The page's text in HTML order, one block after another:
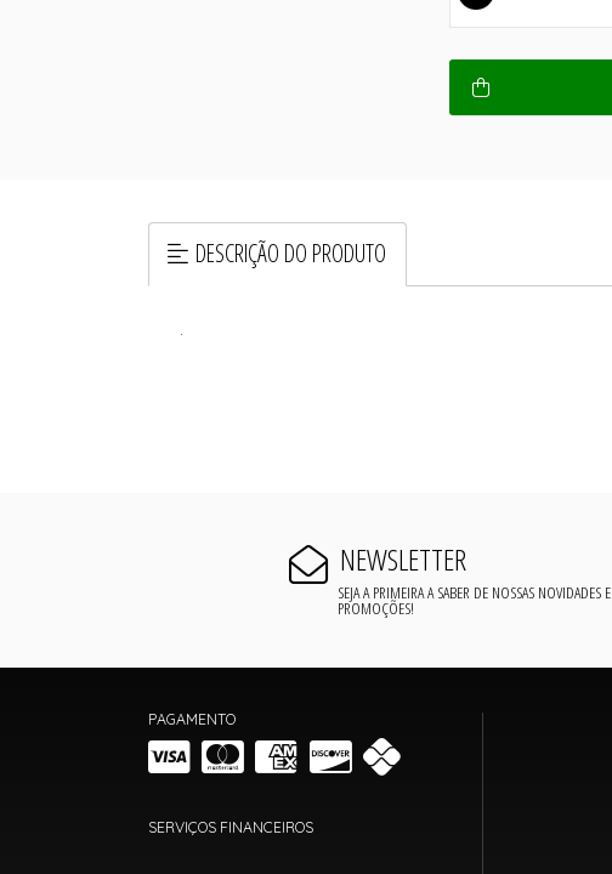
DESCRIÇÃO DO PRODUTO
.
NEWSLETTER
SEJA A PRIMEIRA A SABER DE NOSSAS NOVIDADES E
PROMOÇÕES!
PAGAMENTO
SERVIÇOS FINANCEIROS